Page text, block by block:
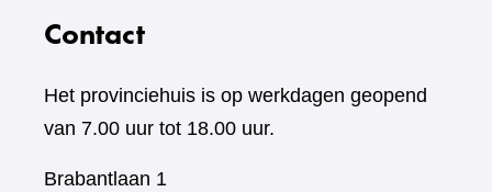
Contact
Het provinciehuis is op werkdagen geopend
van 7.00 uur tot 18.00 uur.
Brabantlaan 1